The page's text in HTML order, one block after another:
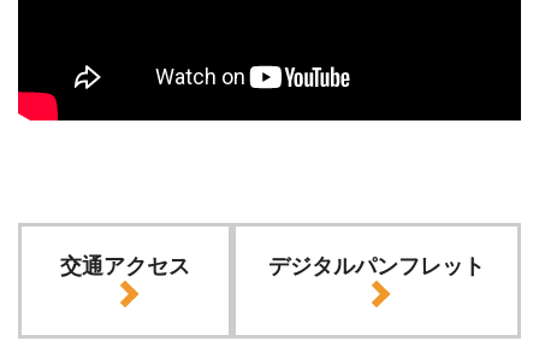
交通アクセス デジタルパンフレット